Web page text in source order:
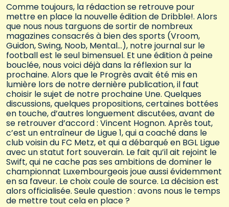
Comme toujours, la rédaction se retrouve pour
mettre en place la nouvelle édition de Dribble!. Alors
que nous nous targuons de sortir de nombreux
magazines consacrés à bien des sports (Vroom,
Guidon, Swing, Noob, Mental…), notre journal sur le
football est le seul bimensuel. Et une édition à peine
bouclée, nous voici déjà dans la réflexion sur la
prochaine. Alors que le Progrès avait été mis en
lumière lors de notre dernière publication, il faut
choisir le sujet de notre prochaine Une. Quelques
discussions, quelques propositions, certaines bottées
en touche, d’autres longuement discutées, avant de
se retrouver d’accord : Vincent Hognon. Après tout,
c’est un entraîneur de Ligue 1, qui a coaché dans le
club voisin du FC Metz, et qui a débarqué en BGL Ligue
avec un statut fort souverain. Le fait qu’il ait rejoint le
Swift, qui ne cache pas ses ambitions de dominer le
championnat Luxembourgeois joue aussi évidemment
en sa faveur. Le choix coule de source. La décision est
alors officialisée. Seule question : avons nous le temps
de mettre tout cela en place ?